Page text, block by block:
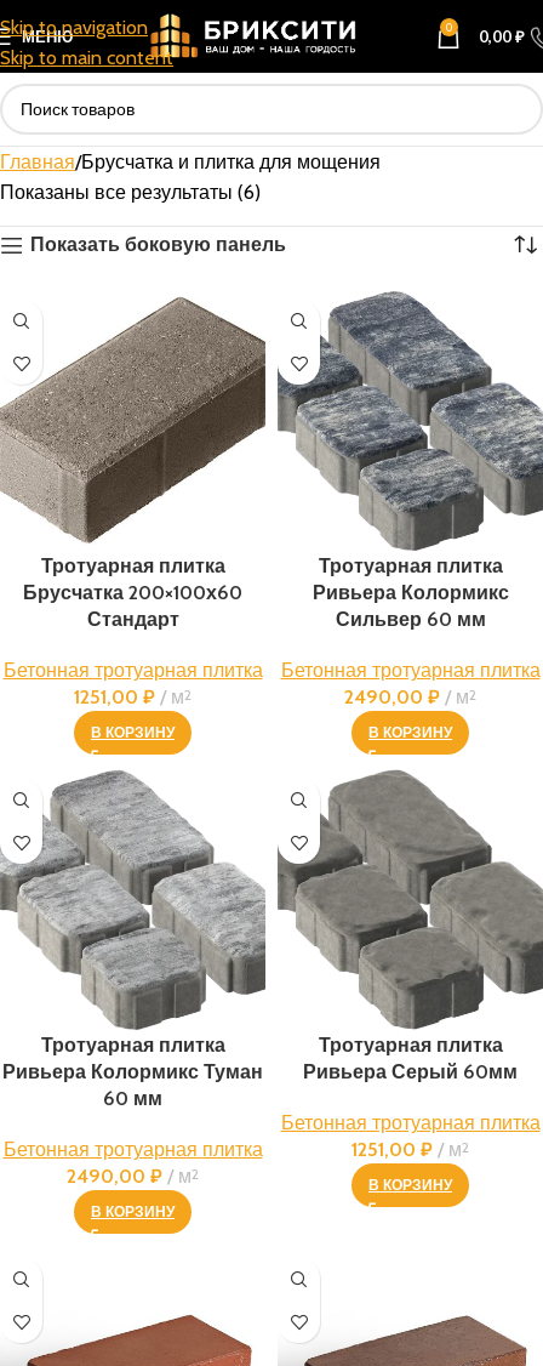
Skip to navigation
Skip to main content
МЕНЮ 0 0,00₽
Главная Брусчатка и плитка для мощения
Показаны все результаты (6)
Показать боковую панель
Тротуарная плитка
Брусчатка 200×100х60
Стандарт
Бетонная тротуарная плитка
1251,00 ₽ м2
В КОРЗИНУ
Тротуарная плитка
Ривьера Колормикс
Сильвер 60 мм
Бетонная тротуарная плитка
2490,00 ₽ м2
В КОРЗИНУ
Тротуарная плитка
Ривьера Колормикс Туман
60 мм
Бетонная тротуарная плитка
2490,00 ₽ м2
В КОРЗИНУ
Тротуарная плитка
Ривьера Серый 60мм
Бетонная тротуарная плитка
1251,00 ₽ м2
В КОРЗИНУ